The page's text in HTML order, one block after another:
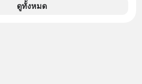
CRC แจ้งตลาดหลักทรัพย์ฯ ว่า บริษัท
ดูทั้งหมด